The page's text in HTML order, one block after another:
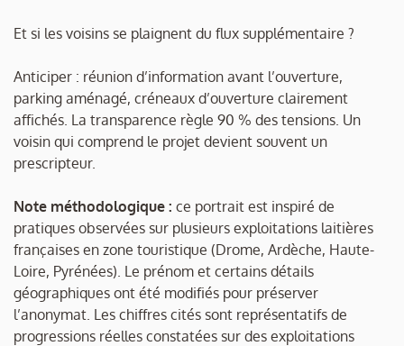
Et si les voisins se plaignent du flux supplémentaire ?
Anticiper : réunion d’information avant l’ouverture,
parking aménagé, créneaux d’ouverture clairement
affichés. La transparence règle 90 % des tensions. Un
voisin qui comprend le projet devient souvent un
prescripteur.
Note méthodologique : ce portrait est inspiré de
pratiques observées sur plusieurs exploitations laitières
françaises en zone touristique (Drome, Ardèche, Haute-
Loire, Pyrénées). Le prénom et certains détails
géographiques ont été modifiés pour préserver
l’anonymat. Les chiffres cités sont représentatifs de
progressions réelles constatées sur des exploitations